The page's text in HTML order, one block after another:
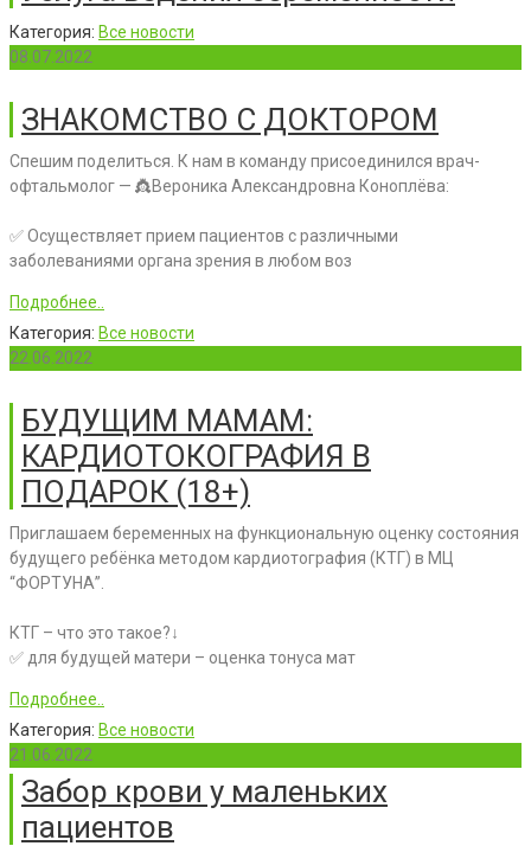
Категория: Все новости
08.07.2022
ЗНАКОМСТВО С ДОКТОРОМ
Спешим поделиться. К нам в команду присоединился врач-
офтальмолог — 👸Вероника Александровна Коноплёва:
✅ Осуществляет прием пациентов с различными
заболеваниями органа зрения в любом воз
Подробнее..
Категория: Все новости
22.06.2022
БУДУЩИМ МАМАМ:
КАРДИОТОКОГРАФИЯ В
ПОДАРОК (18+)
Приглашаем беременных на функциональную оценку состояния
будущего ребёнка методом кардиотография (КТГ) в МЦ
“ФОРТУНА”.
КТГ – что это такое?↓
✅ для будущей матери – оценка тонуса мат
Подробнее..
Категория: Все новости
21.06.2022
Забор крови у маленьких
пациентов